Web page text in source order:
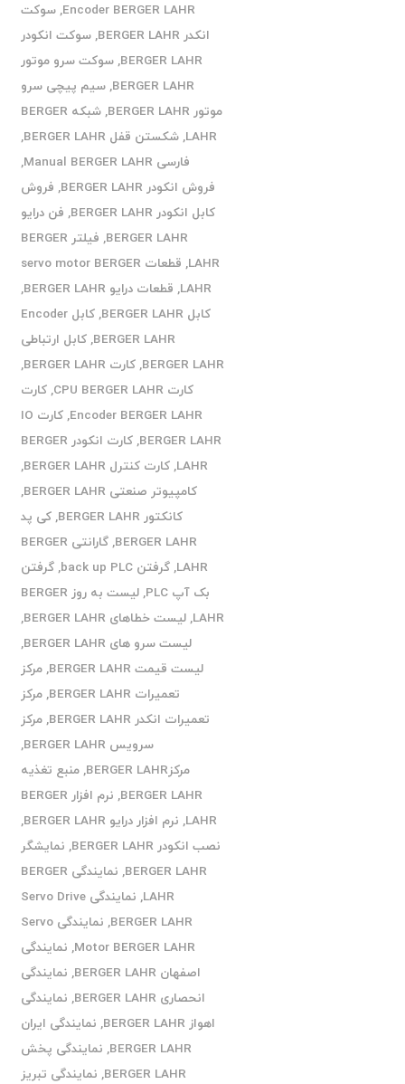
Encoder BERGER LAHR
,سوکت
انکدر BERGER LAHR
,سوکت انکودر
BERGER LAHR
,سوکت سرو موتور
BERGER LAHR
,سیم پیچی سرو
موتور BERGER LAHR
,
شبکه BERGER
LAHR
,شکستن قفل BERGER LAHR
,
فارسی Manual BERGER LAHR
,
فروش انکودر BERGER LAHR
, فروش
کابل انکودر BERGER LAHR
, فن درایو
BERGER LAHR
,
فیلتر BERGER
LAHR
,
قطعات servo motor BERGER
LAHR
, قطعات درایو BERGER LAHR
,
کابل BERGER LAHR
,
کابل Encoder
BERGER LAHR
,کابل ارتباطی
BERGER LAHR
,کارت BERGER LAHR
,
کارت CPU BERGER LAHR
,کارت
Encoder BERGER LAHR
,
کارت IO
BERGER LAHR
,
کارت انکودر BERGER
LAHR
,کارت کنترل BERGER LAHR
,
کامپیوتر صنعتی BERGER LAHR
,
کانکتور BERGER LAHR
,کی پد
BERGER LAHR
,
گارانتی BERGER
LAHR
,گرفتن back up PLC ,گرفتن
بک آپ PLC
,
لیست به روز BERGER
LAHR
,لیست خطاهای BERGER LAHR
,
لیست سرو های BERGER LAHR
,
لیست قیمت BERGER LAHR
,مرکز
تعمیرات BERGER LAHR
,مرکز
تعمیرات انکدر BERGER LAHR
,مرکز
سرویس BERGER LAHR
,
مرکزBERGER LAHR
,منبع تغذیه
BERGER LAHR
,
نرم افزار BERGER
LAHR
, نرم افزار درایو BERGER LAHR
,
نصب انکودر BERGER LAHR
, نمایشگر
BERGER LAHR
,
نمایندگی BERGER
LAHR
,
نمایندگی Servo Drive
BERGER LAHR
,
نمایندگی Servo
Motor BERGER LAHR
, نمایندگی
اصفهان BERGER LAHR
, نمایندگی
انحصاری BERGER LAHR
, نمایندگی
اهواز BERGER LAHR
, نمایندگی ایران
BERGER LAHR
, نمایندگی پخش
BERGER LAHR
, نمایندگی تبریز